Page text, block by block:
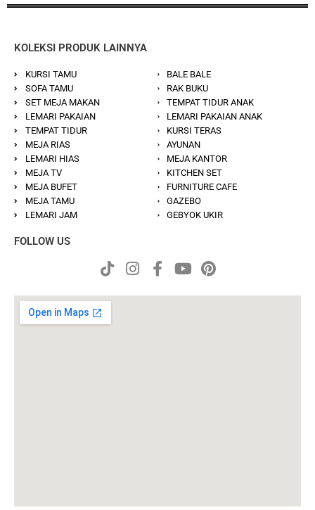
KOLEKSI PRODUK LAINNYA
KURSI TAMU
SOFA TAMU
SET MEJA MAKAN
LEMARI PAKAIAN
TEMPAT TIDUR
MEJA RIAS
LEMARI HIAS
MEJA TV
MEJA BUFET
MEJA TAMU
LEMARI JAM
BALE BALE
RAK BUKU
TEMPAT TIDUR ANAK
LEMARI PAKAIAN ANAK
KURSI TERAS
AYUNAN
MEJA KANTOR
KITCHEN SET
FURNITURE CAFE
GAZEBO
GEBYOK UKIR
FOLLOW US